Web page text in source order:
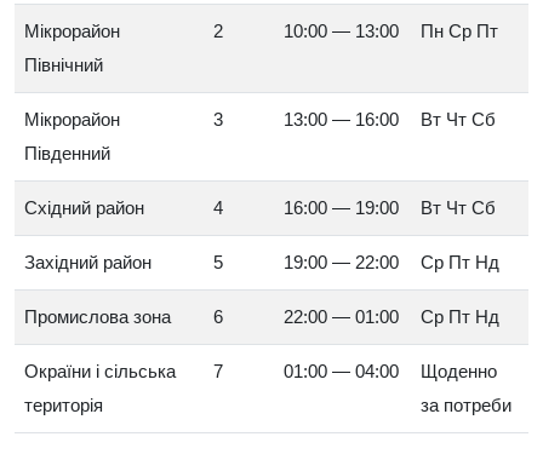
Мікрорайон
Північний
2 10:00 — 13:00 Пн Ср Пт
Мікрорайон
Південний
3 13:00 — 16:00 Вт Чт Сб
Східний район 4 16:00 — 19:00 Вт Чт Сб
Західний район 5 19:00 — 22:00 Ср Пт Нд
Промислова зона 6 22:00 — 01:00 Ср Пт Нд
Окраїни і сільська
територія
7 01:00 — 04:00
Щоденно
за потреби